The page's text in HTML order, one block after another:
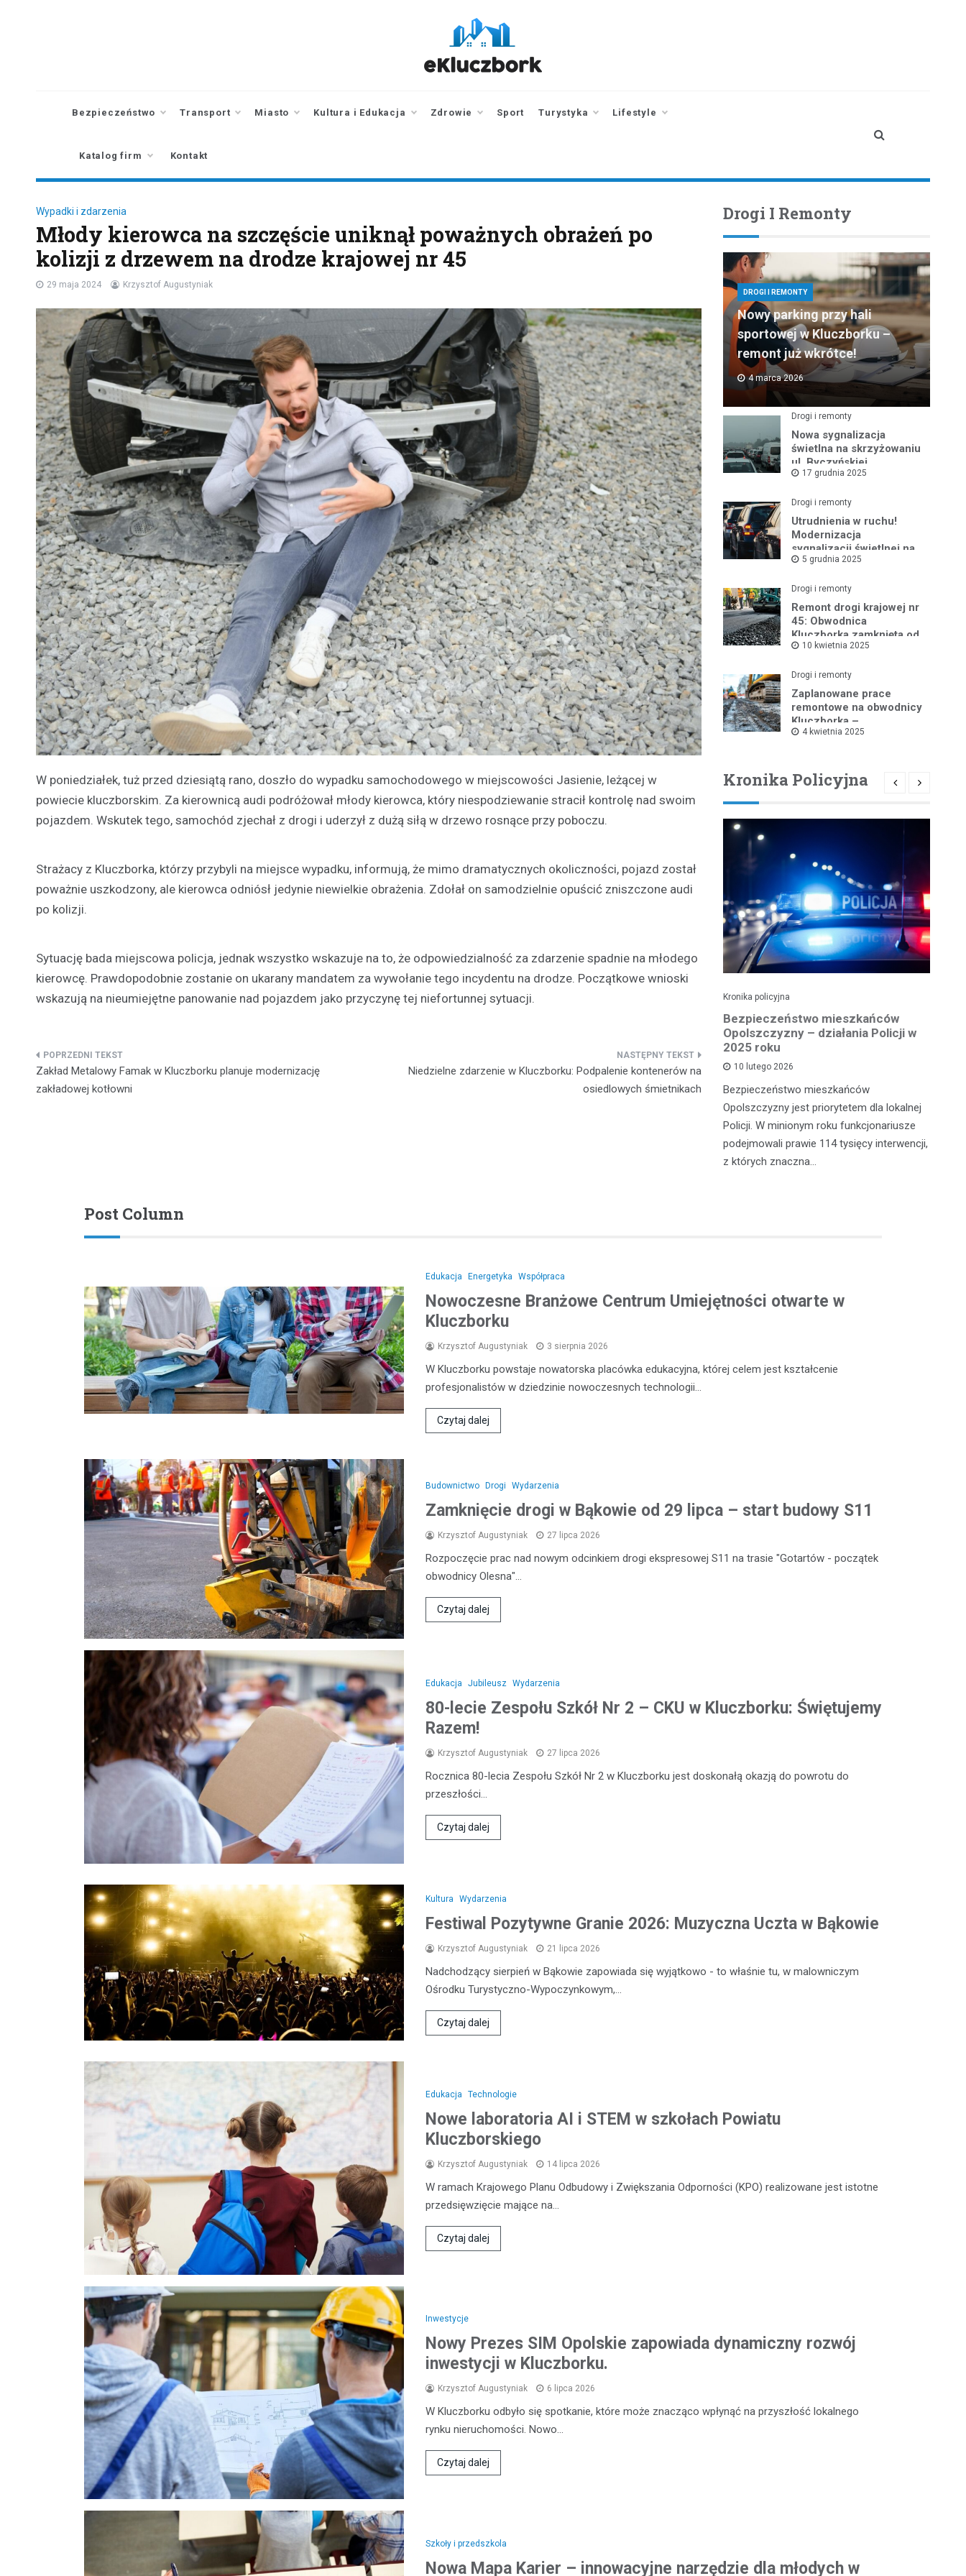
online
Bezpieczeństwo Transport Miasto Kultura i Edukacja Zdrowie Sport Turystyka Lifestyle
Katalog firm Kontakt
Wypadki i zdarzenia
Młody kierowca na szczęście uniknął poważnych obrażeń po
kolizji z drzewem na drodze krajowej nr 45
29 maja 2024 Krzysztof Augustyniak
W poniedziałek, tuż przed dziesiątą rano, doszło do wypadku samochodowego w miejscowości Jasienie, leżącej w
powiecie kluczborskim. Za kierownicą audi podróżował młody kierowca, który niespodziewanie stracił kontrolę nad swoim
pojazdem. Wskutek tego, samochód zjechał z drogi i uderzył z dużą siłą w drzewo rosnące przy poboczu.
Strażacy z Kluczborka, którzy przybyli na miejsce wypadku, informują, że mimo dramatycznych okoliczności, pojazd został
poważnie uszkodzony, ale kierowca odniósł jedynie niewielkie obrażenia. Zdołał on samodzielnie opuścić zniszczone audi
po kolizji.
Sytuację bada miejscowa policja, jednak wszystko wskazuje na to, że odpowiedzialność za zdarzenie spadnie na młodego
kierowcę. Prawdopodobnie zostanie on ukarany mandatem za wywołanie tego incydentu na drodze. Początkowe wnioski
wskazują na nieumiejętne panowanie nad pojazdem jako przyczynę tej niefortunnej sytuacji.
Nawigacja
wpisu
Zakład Metalowy Famak w Kluczborku planuje modernizację
zakładowej kotłowni
Niedzielne zdarzenie w Kluczborku: Podpalenie kontenerów na
osiedlowych śmietnikach
Drogi I Remonty
DROGI I REMONTY
Nowy parking przy hali
sportowej w Kluczborku –
remont już wkrótce!
4 marca 2026
Drogi i remonty
Nowa sygnalizacja
świetlna na skrzyżowaniu
ul. Byczyńskiej,
Słowackiego i Kołłątaja
17 grudnia 2025
Drogi i remonty
Utrudnienia w ruchu!
Modernizacja
sygnalizacji świetlnej na
ul. Byczyńskiej
5 grudnia 2025
Drogi i remonty
Remont drogi krajowej nr
45: Obwodnica
Kluczborka zamknięta od
9 kwietnia do 25 sierpnia
10 kwietnia 2025
Drogi i remonty
Zaplanowane prace
remontowe na obwodnicy
Kluczborka –
wprowadzenie
4 kwietnia 2025
Kronika Policyjna
Kronika policyjna
24 listopada 2025
W miniony weekend policjanci z powiatu
Kronika policyjna
Bezpieczeństwo mieszkańców
Opolszczyzny – działania Policji w
2025 roku
10 lutego 2026
Bezpieczeństwo mieszkańców
Opolszczyzny jest priorytetem dla lokalnej
Policji. W minionym roku funkcjonariusze
podejmowali prawie 114 tysięcy interwencji,
z których znaczna…
Post Column
Edukacja Energetyka Współpraca
Nowoczesne Branżowe Centrum Umiejętności otwarte w
Kluczborku
Krzysztof Augustyniak 3 sierpnia 2026
W Kluczborku powstaje nowatorska placówka edukacyjna, której celem jest kształcenie
profesjonalistów w dziedzinie nowoczesnych technologii…
Czytaj dalej
Budownictwo Drogi Wydarzenia
Zamknięcie drogi w Bąkowie od 29 lipca – start budowy S11
Krzysztof Augustyniak 27 lipca 2026
Rozpoczęcie prac nad nowym odcinkiem drogi ekspresowej S11 na trasie "Gotartów - początek
obwodnicy Olesna"…
Czytaj dalej
Edukacja Jubileusz Wydarzenia
80-lecie Zespołu Szkół Nr 2 – CKU w Kluczborku: Świętujemy
Razem!
Krzysztof Augustyniak 27 lipca 2026
Rocznica 80-lecia Zespołu Szkół Nr 2 w Kluczborku jest doskonałą okazją do powrotu do
przeszłości…
Czytaj dalej
Kultura Wydarzenia
Festiwal Pozytywne Granie 2026: Muzyczna Uczta w Bąkowie
Krzysztof Augustyniak 21 lipca 2026
Nadchodzący sierpień w Bąkowie zapowiada się wyjątkowo - to właśnie tu, w malowniczym
Ośrodku Turystyczno-Wypoczynkowym,…
Czytaj dalej
Edukacja Technologie
Nowe laboratoria AI i STEM w szkołach Powiatu
Kluczborskiego
Krzysztof Augustyniak 14 lipca 2026
W ramach Krajowego Planu Odbudowy i Zwiększania Odporności (KPO) realizowane jest istotne
przedsięwzięcie mające na…
Czytaj dalej
Inwestycje
Nowy Prezes SIM Opolskie zapowiada dynamiczny rozwój
inwestycji w Kluczborku.
Krzysztof Augustyniak 6 lipca 2026
W Kluczborku odbyło się spotkanie, które może znacząco wpłynąć na przyszłość lokalnego
rynku nieruchomości. Nowo…
Czytaj dalej
Szkoły i przedszkola
Nowa Mapa Karier – innowacyjne narzędzie dla młodych w